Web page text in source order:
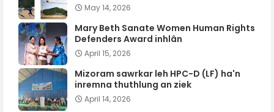
May 14, 2026
Mary Beth Sanate Women Human Rights
Defenders Award inhlân
April 15, 2026
Mizoram sawrkar leh HPC-D (LF) ha'n
inremna thuthlung an ziek
April 14, 2026